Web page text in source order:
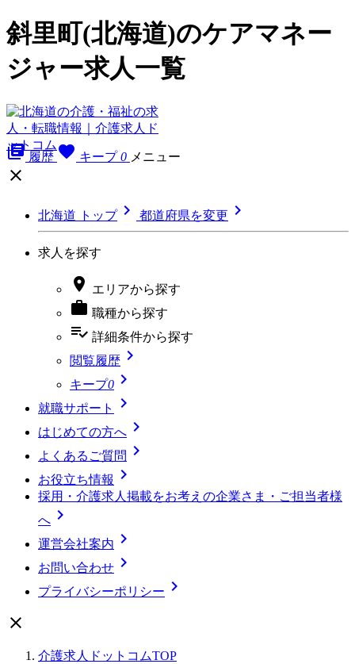
斜里町(北海道)のケアマネー
ジャー求人一覧
library_books 履歴 favorite キープ 0 メニュー

北海道 トップ 都道府県を変更 
求人を探す
 エリアから探す
 職種から探す
playlist_add_check 詳細条件から探す
閲覧履歴 
キープ0 
就職サポート 
はじめての方へ 
よくあるご質問 
お役立ち情報 
採用・介護求人掲載をお考えの企業さま・ご担当者様
へ 
運営会社案内 
お問い合わせ 
プライバシーポリシー 

介護求人ドットコムTOP